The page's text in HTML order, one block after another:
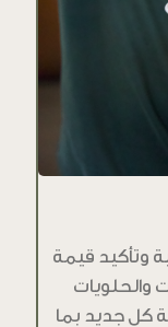
وتأكيد قيمة
والحلويات
كل جديد بما